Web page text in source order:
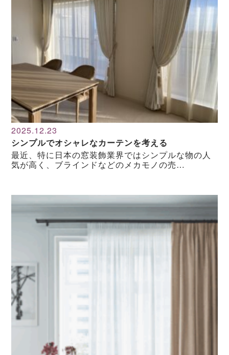
2025.12.23
シンプルでオシャレなカーテンを考える
最近、特に日本の窓装飾業界ではシンプルな物の人
気が高く、ブラインドなどのメカモノの売…